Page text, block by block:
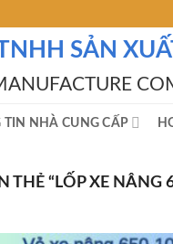
SẢN
TIN NHÀ CUNG CẤP
“LỐP XE NÂNG